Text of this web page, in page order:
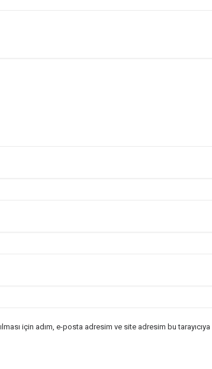
için adım, e-posta adresim ve site adresim bu